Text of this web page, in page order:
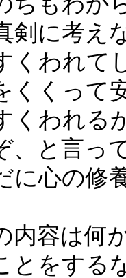
剣に考え
くわれて
くくって
くわれる
、と言っ
に心の修
内容は何
とをする